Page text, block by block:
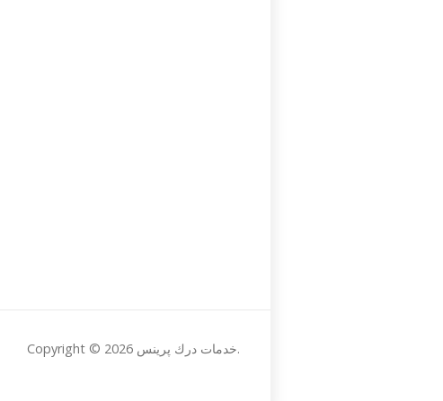
Copyright © 2026 خدمات درك پرينس.